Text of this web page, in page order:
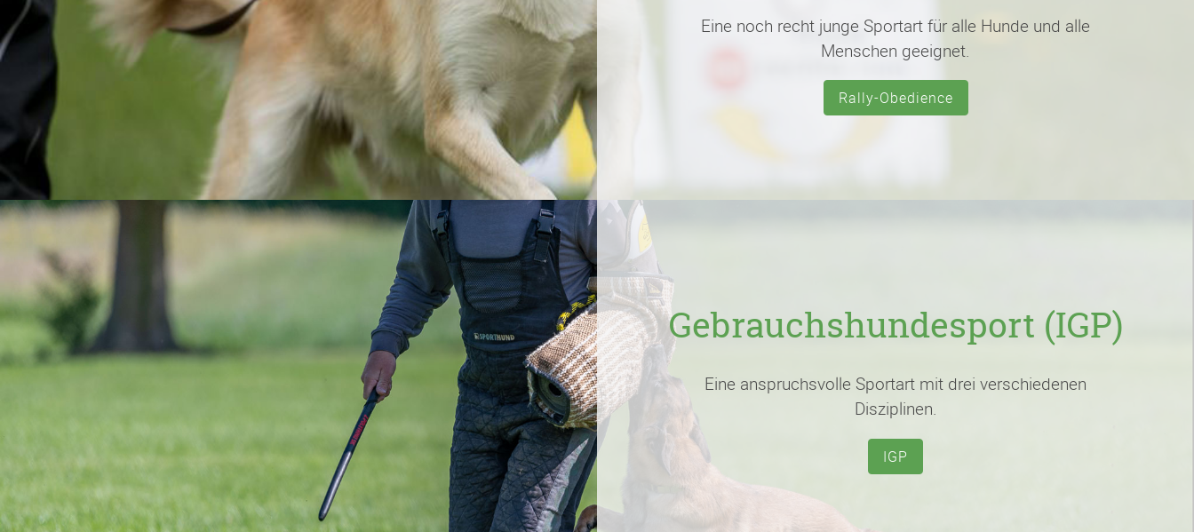
Eine noch recht junge Sportart für alle Hunde und alle
Menschen geeignet.
Rally-Obedience
Gebrauchshundesport (IGP)
Eine anspruchsvolle Sportart mit drei verschiedenen
Disziplinen.
IGP